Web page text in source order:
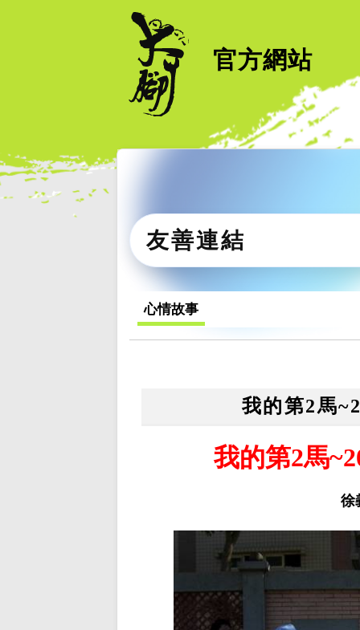
官方網站
友善連結
心情故事
我的第2馬
我的第2馬
徐